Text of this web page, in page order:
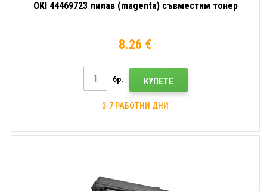
OKI 44469723 лилав (magenta) съвместим тонер
8.26 €
бр. КУПЕТЕ
3-7 РАБОТНИ ДНИ